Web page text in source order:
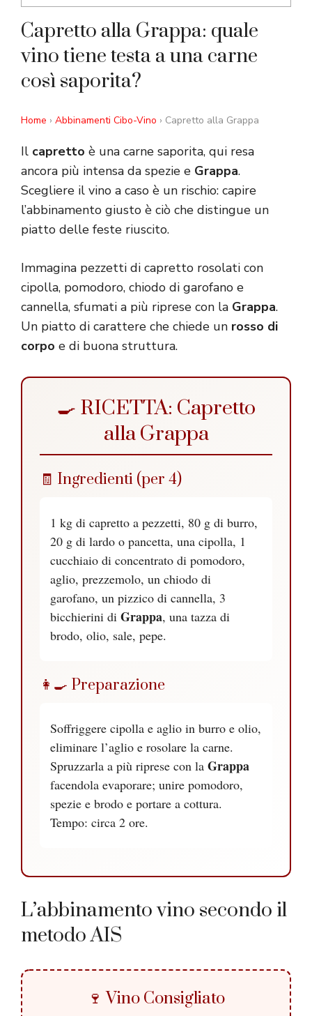
Capretto alla Grappa: quale
vino tiene testa a una carne
così saporita?
Home › Abbinamenti Cibo-Vino › Capretto alla Grappa
Il capretto è una carne saporita, qui resa
ancora più intensa da spezie e Grappa.
Scegliere il vino a caso è un rischio: capire
l’abbinamento giusto è ciò che distingue un
piatto delle feste riuscito.
Immagina pezzetti di capretto rosolati con
cipolla, pomodoro, chiodo di garofano e
cannella, sfumati a più riprese con la Grappa.
Un piatto di carattere che chiede un rosso di
corpo e di buona struttura.
🍳 RICETTA: Capretto
alla Grappa
🧾 Ingredienti (per 4)
1 kg di capretto a pezzetti, 80 g di burro,
20 g di lardo o pancetta, una cipolla, 1
cucchiaio di concentrato di pomodoro,
aglio, prezzemolo, un chiodo di
garofano, un pizzico di cannella, 3
bicchierini di Grappa, una tazza di
brodo, olio, sale, pepe.
👩‍🍳 Preparazione
Soffriggere cipolla e aglio in burro e olio,
eliminare l’aglio e rosolare la carne.
Spruzzarla a più riprese con la Grappa
facendola evaporare; unire pomodoro,
spezie e brodo e portare a cottura.
Tempo: circa 2 ore.
L’abbinamento vino secondo il
metodo AIS
🍷 Vino Consigliato